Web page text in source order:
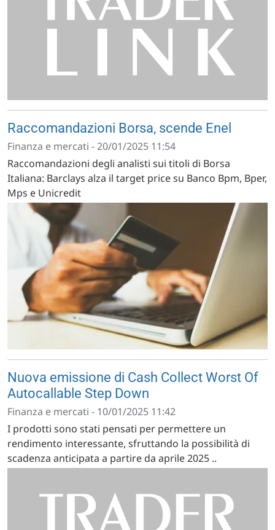
Raccomandazioni Borsa, scende Enel
Finanza e mercati - 20/01/2025 11:54
Raccomandazioni degli analisti sui titoli di Borsa
Italiana: Barclays alza il target price su Banco Bpm, Bper,
Mps e Unicredit
Nuova emissione di Cash Collect Worst Of
Autocallable Step Down
Finanza e mercati - 10/01/2025 11:42
I prodotti sono stati pensati per permettere un
rendimento interessante, sfruttando la possibilità di
scadenza anticipata a partire da aprile 2025 ..